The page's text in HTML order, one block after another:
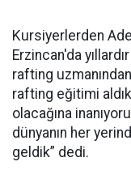
Kursiyerlerden
Erzincan'da
rafting
rafting eğitimi
olacağına
dünyanın her
geldik” dedi.